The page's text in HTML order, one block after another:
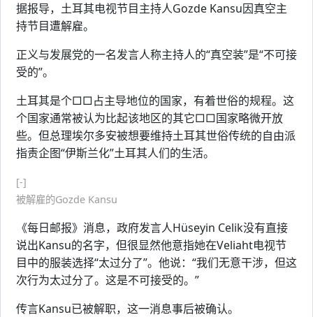
据报导，土耳其电视节目主持人Gozde Kansu因真空主
持节目遭解雇。
正义与发展党的一名发言人称主持人的“真空装”是“不可接
受的”。
土耳其是个□□占主导地位的国家，有着世俗的规程。这
个国家通常被认为比起该地区的其它□□国家略微开放
些。但总理埃尔多安被想要维持土耳其世俗传统的自由派
指责企图“伊斯兰化”土耳其人们的生活。
[-]
被解雇的Gozde Kansu
《每日邮报》消息，政府发言人Hüseyin Celik没有直接
说出Kansu的名字，但很显然他意指她在Veliaht电视节
目中的服装选择“太过分了”。他说：“我们无意干涉，但这
次行为太过分了。这是不可接受的。”
传言Kansu已被解职，这一消息事后被确认。